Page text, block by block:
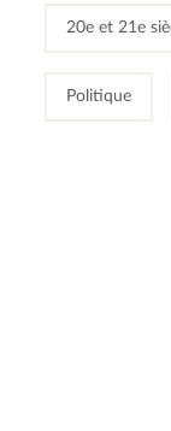
20e et 21e
Politique